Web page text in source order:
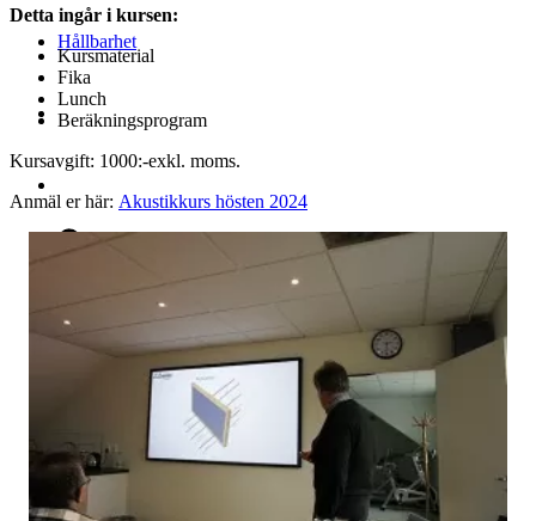
Hållbarhet
Menu Menu
Shopping Cart
Detta ingår i kursen:
Kursmaterial
Fika
Lunch
Beräkningsprogram
Kursavgift: 1000:-exkl. moms.
Anmäl er här: Akustikkurs hösten 2024